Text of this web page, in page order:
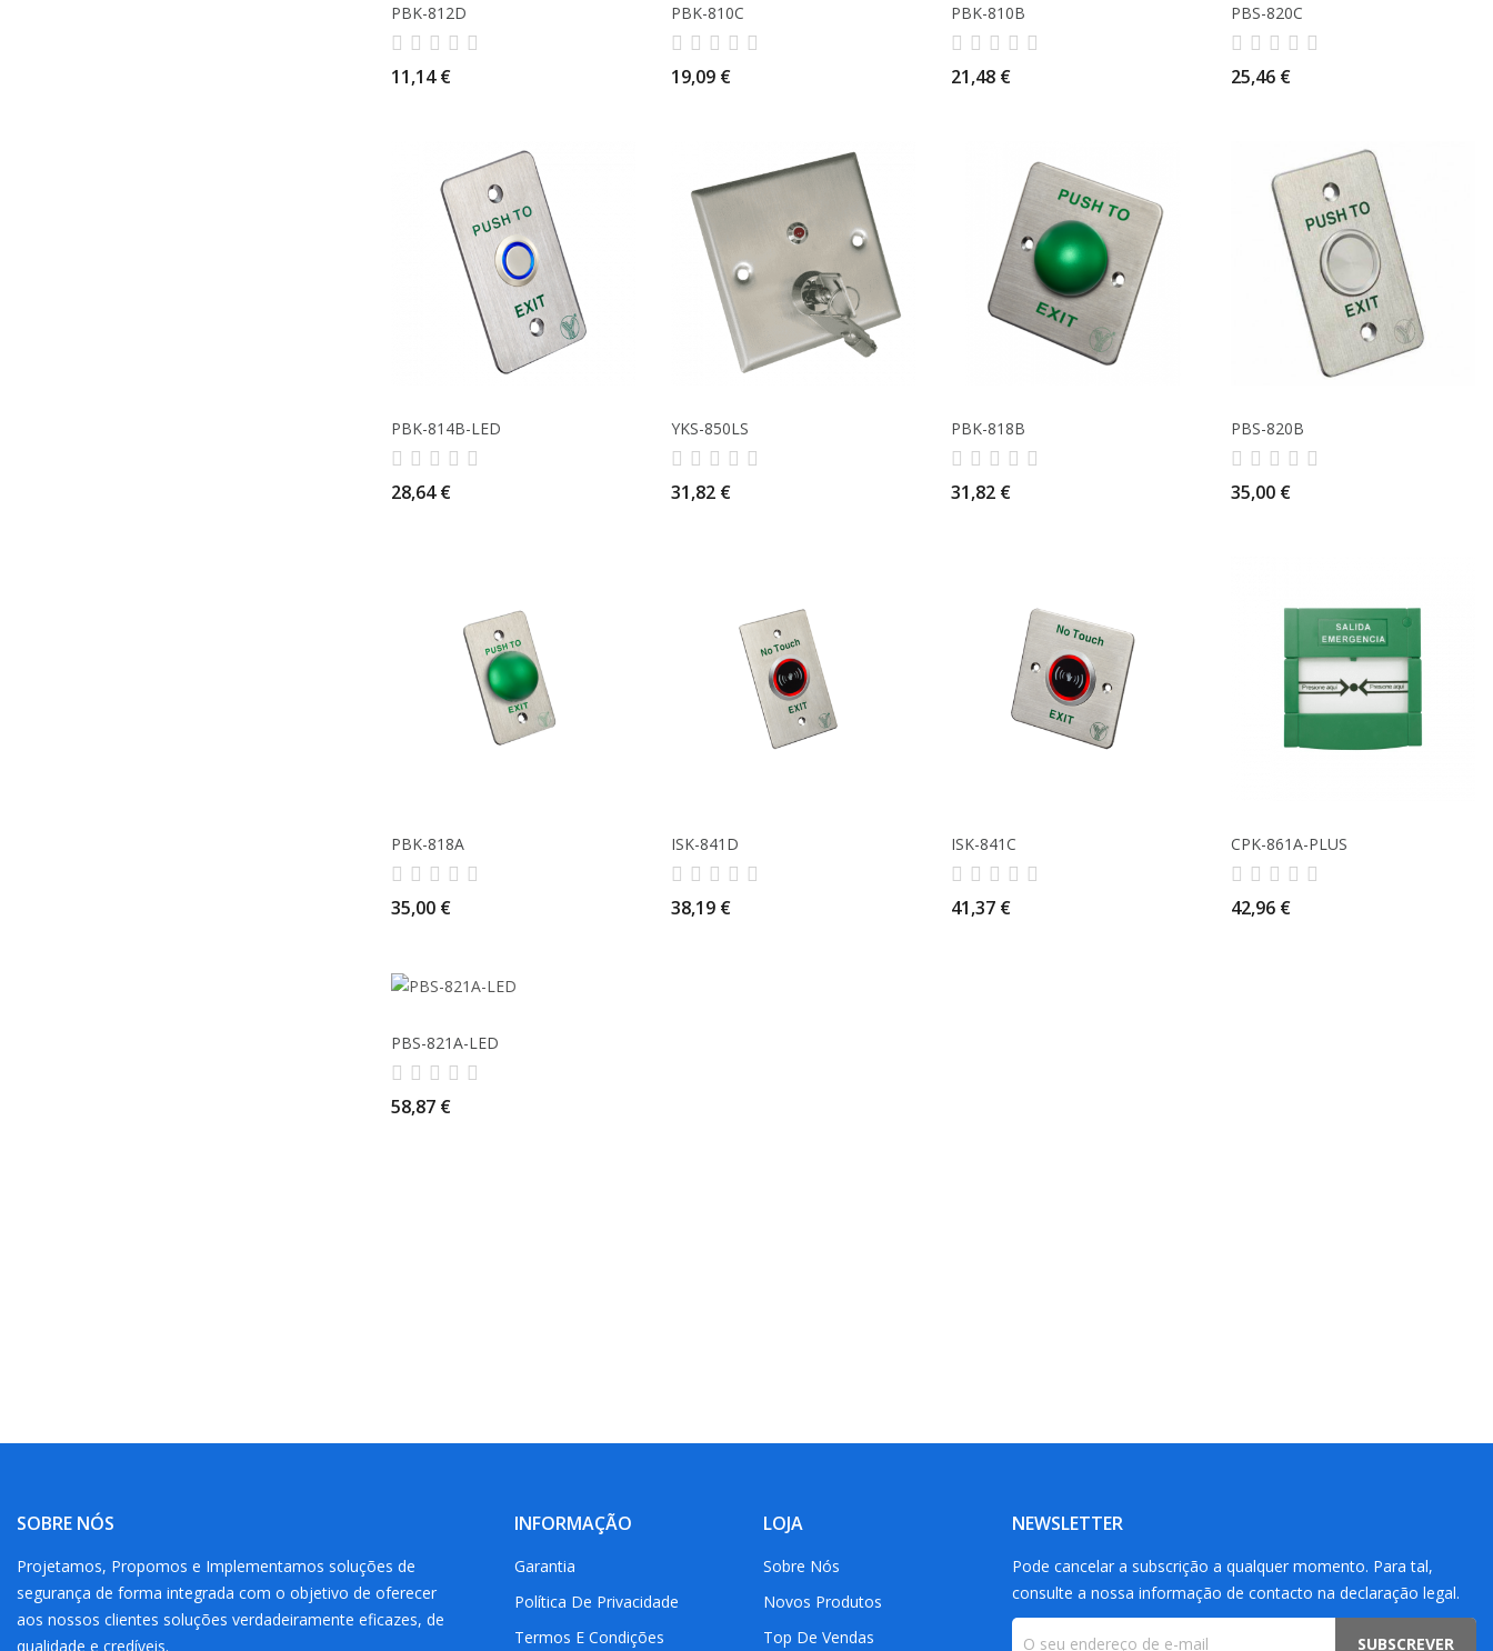
PBK-812D
11,14 €
PBK-810C
19,09 €
PBK-810B
21,48 €
PBS-820C
25,46 €
PBK-814B-LED
28,64 €
YKS-850LS
31,82 €
PBK-818B
31,82 €
PBS-820B
35,00 €
PBK-818A
35,00 €
ISK-841D
38,19 €
ISK-841C
41,37 €
CPK-861A-PLUS
42,96 €
PBS-821A-LED
58,87 €
SOBRE NÓS
Projetamos, Propomos e Implementamos soluções de
segurança de forma integrada com o objetivo de oferecer
aos nossos clientes soluções verdadeiramente eficazes, de
qualidade e credíveis.
INFORMAÇÃO
Garantia
Política De Privacidade
Termos E Condições
LOJA
Sobre Nós
Novos Produtos
Top De Vendas
NEWSLETTER
Pode cancelar a subscrição a qualquer momento. Para tal,
consulte a nossa informação de contacto na declaração legal.